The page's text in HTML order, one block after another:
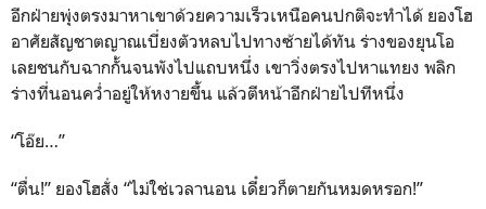
อีกฝ่ายพุ่งตรงมาหาเขาด้วยความเร็วเหนือคนปกติจะทำได้ ยองโฮ
อาศัยสัญชาตญาณเบี่ยงตัวหลบไปทางซ้ายได้ทัน ร่างของยุนโอ
เลยชนกับฉากกั้นจนพังไปแถบหนึ่ง เขาวิ่งตรงไปหาแทยง พลิก
ร่างที่นอนคว่ำอยู่ให้หงายขึ้น แล้วตีหน้าอีกฝ่ายไปทีหนึ่ง
“โอ๊ย…”
“ตื่น!” ยองโฮสั่ง “ไม่ใช่เวลานอน เดี๋ยวก็ตายกันหมดหรอก!”